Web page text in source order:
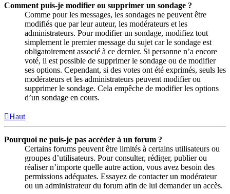
Comment puis-je modifier ou supprimer un sondage ?
Comme pour les messages, les sondages ne peuvent être
modifiés que par leur auteur, les modérateurs et les
administrateurs. Pour modifier un sondage, modifiez tout
simplement le premier message du sujet car le sondage est
obligatoirement associé à ce dernier. Si personne n’a encore
voté, il est possible de supprimer le sondage ou de modifier
ses options. Cependant, si des votes ont été exprimés, seuls les
modérateurs et les administrateurs peuvent modifier ou
supprimer le sondage. Cela empêche de modifier les options
d’un sondage en cours.
Haut
Pourquoi ne puis-je pas accéder à un forum ?
Certains forums peuvent être limités à certains utilisateurs ou
groupes d’utilisateurs. Pour consulter, rédiger, publier ou
réaliser n’importe quelle autre action, vous avez besoin des
permissions adéquates. Essayez de contacter un modérateur
ou un administrateur du forum afin de lui demander un accès.